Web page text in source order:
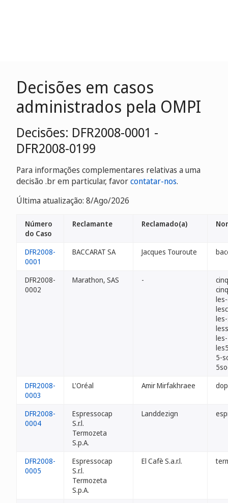
Decisões em casos
administrados pela OMPI
Decisões: DFR2008-0001 -
DFR2008-0199
Para informações complementares relativas a uma
decisão .br em particular, favorcontatar-nos.
Última atualização: 8/Ago/2026
Número
do Caso
Reclamante Reclamado(a)
DFR2008-
0001
BACCARAT SA Jacques Touroute
DFR2008-
0002
Marathon, SAS -
5-
DFR2008-
0003
L'Oréal Amir Mirfakhraee
DFR2008-
0004
Espressocap
S.r.l.
Termozeta
S.p.A.
Landdezign
DFR2008-
0005
Espressocap
S.r.l.
Termozeta
S.p.A.
El Cafè S.a.r.l.